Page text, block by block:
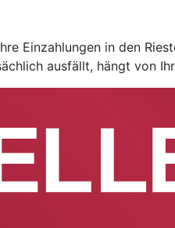
Einzahlungen in den
ausfällt, hängt von